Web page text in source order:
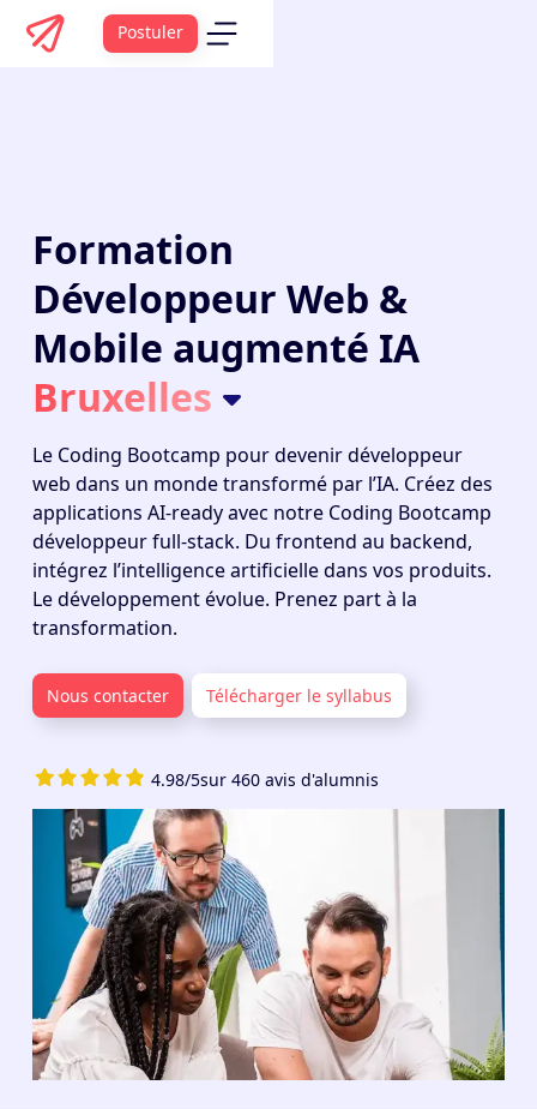
Postuler
Formation
Développeur Web &
Mobile augmenté IA
Bruxelles
Le Coding Bootcamp pour devenir développeur
web dans un monde transformé par l’IA. Créez des
applications AI-ready avec notre Coding Bootcamp
développeur full-stack. Du frontend au backend,
intégrez l’intelligence artificielle dans vos produits.
Le développement évolue. Prenez part à la
transformation.
Nous contacter Télécharger le syllabus
4.98/5sur 460 avis d'alumnis